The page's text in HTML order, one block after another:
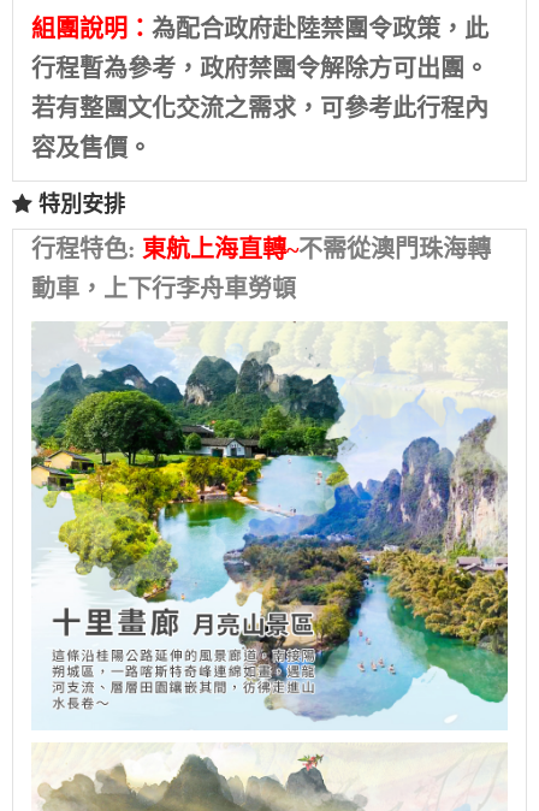
組團說明： 為配合政府赴陸禁團令政策，此
行程暫為參考，政府禁團令解除方可出團。
若有整團文化交流之需求，可參考此行程內
容及售價。
特別安排
行程特色: 東航上海直轉~不需從澳門珠海轉
動車，上下行李舟車勞頓